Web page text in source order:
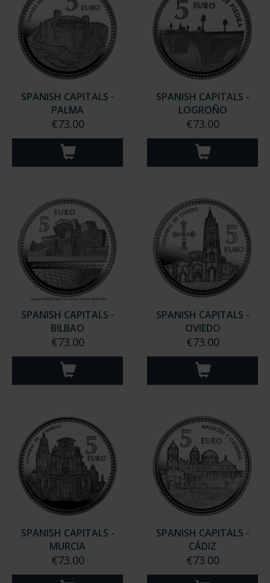
SPANISH CAPITALS -
PALMA
€73.00
SPANISH CAPITALS -
LOGROÑO
€73.00
SPANISH CAPITALS -
BILBAO
€73.00
SPANISH CAPITALS -
OVIEDO
€73.00
SPANISH CAPITALS -
MURCIA
€73.00
SPANISH CAPITALS -
CÁDIZ
€73.00